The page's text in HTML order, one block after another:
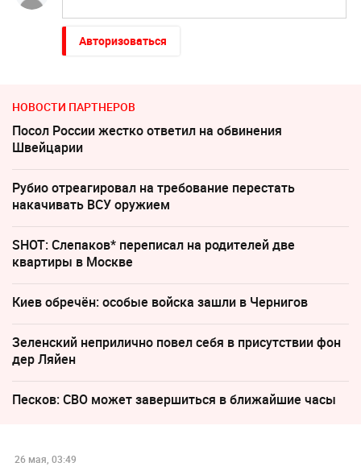
Авторизоваться
НОВОСТИ ПАРТНЕРОВ
Посол России жестко ответил на обвинения
Швейцарии
Рубио отреагировал на требование перестать
накачивать ВСУ оружием
SHOT: Слепаков* переписал на родителей две
квартиры в Москве
Киев обречён: особые войска зашли в Чернигов
Зеленский неприлично повел cебя в присутствии фон
дер Ляйен
Песков: СВО может завершиться в ближайшие часы
26 мая, 03:49